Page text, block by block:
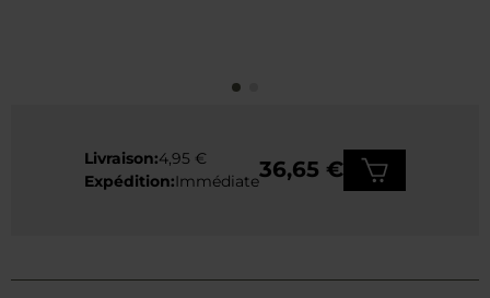
Livraison:4,95 €
Expédition:Immédiate36,65 €